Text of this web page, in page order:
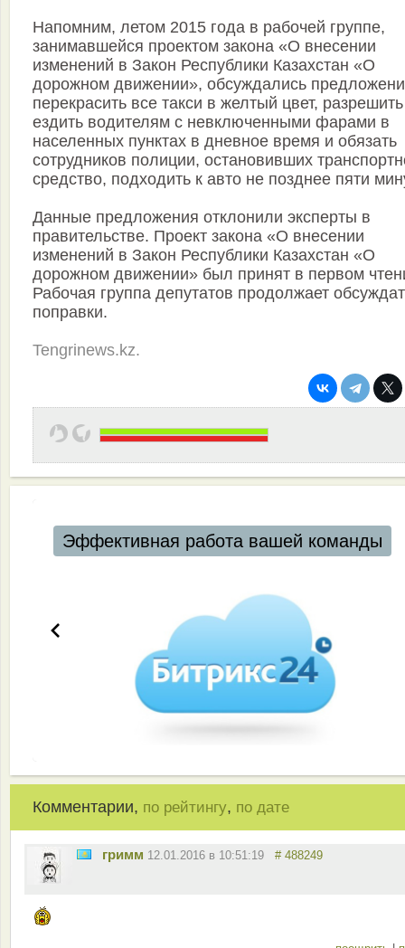
Напомним, летом 2015 года в рабочей группе,
занимавшейся проектом закона «О внесении
изменений в Закон Республики Казахстан «О
дорожном движении», обсуждались
перекрасить все такси в желтый цвет, разрешить
ездить водителям с невключенными фарами в
населенных пунктах в дневное время и обязать
сотрудников полиции, остановивших
средство, подходить к авто не позднее пяти
Данные предложения отклонили эксперты в
правительстве. Проект закона «О внесении
изменений в Закон Республики Казахстан «О
дорожном движении» был принят в первом
Рабочая группа депутатов продолжает
поправки.
Tengrinews.kz.
Эффективная работа вашей команды
Комментарии, по рейтингу, по дате
гримм 12.01.2016 в 10:51:19 # 488249